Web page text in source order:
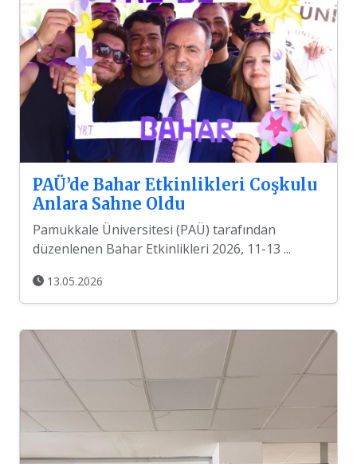
PAÜ’de Bahar Etkinlikleri Coşkulu
Anlara Sahne Oldu
Pamukkale Üniversitesi (PAÜ) tarafından
düzenlenen Bahar Etkinlikleri 2026, 11-13 ...
13.05.2026